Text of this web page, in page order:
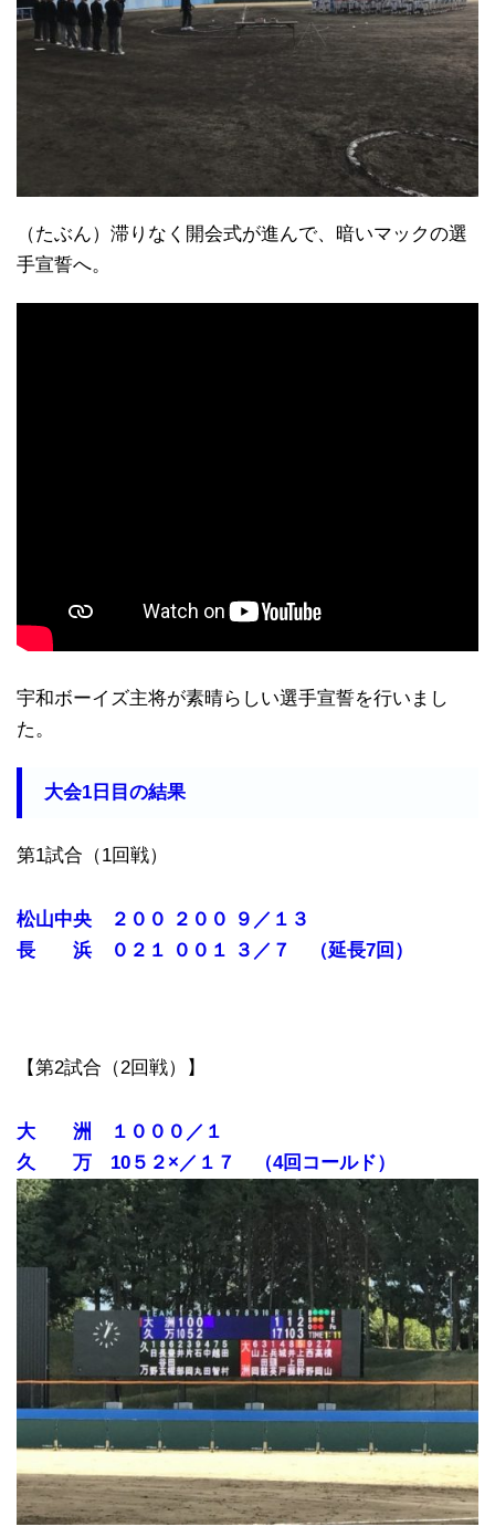
（たぶん）滞りなく開会式が進んで、暗いマックの選
手宣誓へ。
宇和ボーイズ主将が素晴らしい選手宣誓を行いまし
た。
大会1日目の結果
第1試合（1回戦）
松山中央 ２００ ２００ ９／１３
長 浜 ０２１ ００１ ３／７ （延長7回）
【第2試合（2回戦）】
大 洲 １０００／１
久 万 10５２×／１７ （4回コールド）